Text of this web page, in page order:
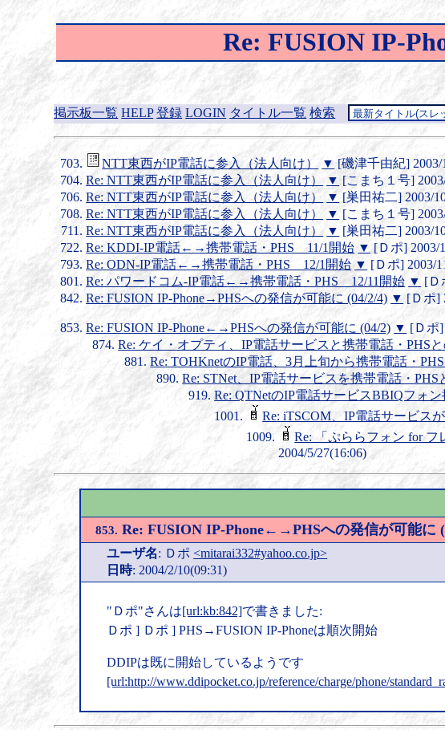
Re: FUSION IP-
掲示板一覧 HELP 登録 LOGIN タイトル一覧 検索
NTT東西がIP電話に参入（法人向け） ▼ [磯津千由紀] 2003/
Re: NTT東西がIP電話に参入（法人向け）
▼ [こまち１号]
Re: NTT東西がIP電話に参入（法人向け）
▼ [巣田祐二] 2003/
Re: NTT東西がIP電話に参入（法人向け）
▼ [こまち１号]
Re: NTT東西がIP電話に参入（法人向け） ▼ [巣田祐二] 2003/
Re: KDDI-IP電話←→携帯電話・PHS 11/1開始 ▼ [Ｄポ] 2003/
Re: ODN-IP電話←→携帯電話・PHS 12/1開始 ▼ [Ｄポ] 2003/
Re: パワードコム-IP電話←→携帯電話・PHS 12/11開始 ▼ [Ｄ
Re: FUSION IP-Phone→PHSへの発信が可能に (04/2/4) ▼ [Ｄポ]
Re: FUSION IP-Phone←→PHSへの発信が可能に (04/2) ▼ [Ｄポ]
Re: ケイ・オプティ、IP電話サービスと携帯電話・PHS
Re: TOHKnetのIP電話、3月上旬から携帯電話・
Re: STNet、IP電話サービスを携帯電話・
Re: QTNetのIP電話サービスBBIQフォ
Re: iTSCOM、IP電話サービス
Re: 「ぷららフォン for
2004/5/27(16:06)
853. Re: FUSION IP-Phone←→PHSへの発信が可能に
ユーザ名: Ｄポ <mitarai332#yahoo.co.jp>
日時: 2004/2/10(09:31)
"Ｄポ"さんは[url:kb:842]で書きました:
Ｄポ ] Ｄポ ] PHS→FUSION IP-Phoneは順次開始
DDIPは既に開始しているようです
[url:http://www.ddipocket.co.jp/reference/charge/phone/